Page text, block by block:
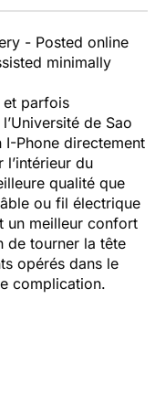
- Posted online
minimally
et parfois
de Sao
I-Phone directement
l’intérieur du
qualité que
ou fil électrique
un meilleur confort
de tourner la tête
opérés dans le
complication.